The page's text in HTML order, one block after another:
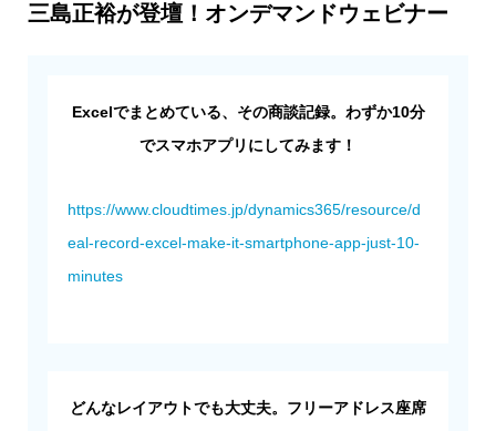
三島正裕が登壇！オンデマンドウェビナー
Excelでまとめている、その商談記録。わずか10分
でスマホアプリにしてみます！
https://www.cloudtimes.jp/dynamics365/resource/d
eal-record-excel-make-it-smartphone-app-just-10-
minutes
どんなレイアウトでも大丈夫。フリーアドレス座席